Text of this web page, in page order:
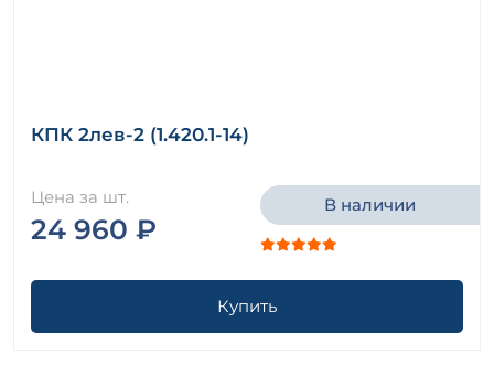
КПК 2лев-2 (1.420.1-14)
Цена за шт.
24 960 ₽
В наличии
Купить